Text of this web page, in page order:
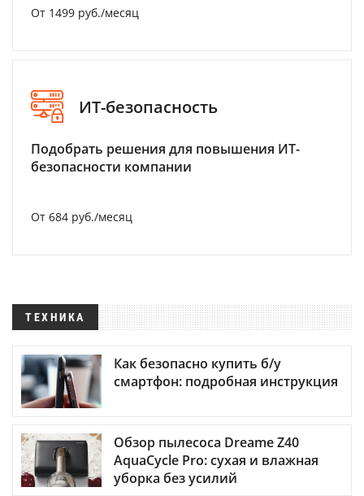
От 1499 руб./месяц
ИТ-безопасность
Подобрать решения для повышения ИТ-
безопасности компании
От 684 руб./месяц
ТЕХНИКА
Как безопасно купить б/у
смартфон: подробная инструкция
Обзор пылесоса Dreame Z40
AquaCycle Pro: сухая и влажная
уборка без усилий